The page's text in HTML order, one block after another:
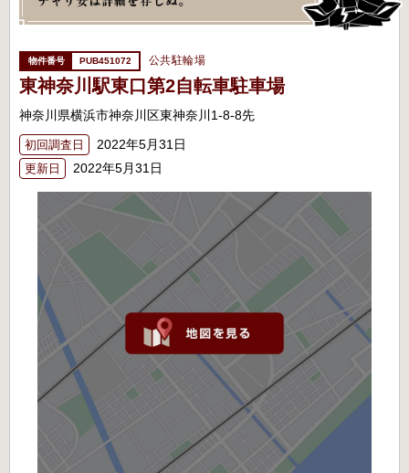
PUB451072 公共駐輪場
東神奈川駅東口第2自転車駐車場
神奈川県横浜市神奈川区東神奈川1-8-8先
初回調査日 2022年5月31日
更新日 2022年5月31日